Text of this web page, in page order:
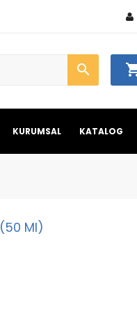
KURUMSAL KATALOG
(50 Ml)